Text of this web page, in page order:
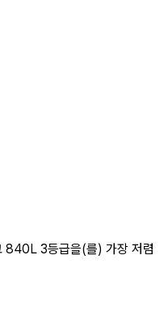
840L 3등급을(를) 가장 저렴